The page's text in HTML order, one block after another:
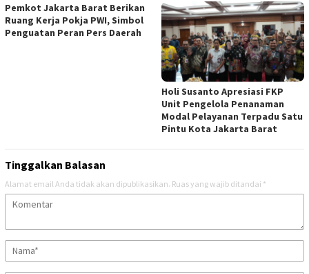
Pemkot Jakarta Barat Berikan
Ruang Kerja Pokja PWI, Simbol
Penguatan Peran Pers Daerah
Holi Susanto Apresiasi FKP
Unit Pengelola Penanaman
Modal Pelayanan Terpadu Satu
Pintu Kota Jakarta Barat
Tinggalkan Balasan
Alamat email Anda tidak akan dipublikasikan. Ruas yang wajib ditandai *